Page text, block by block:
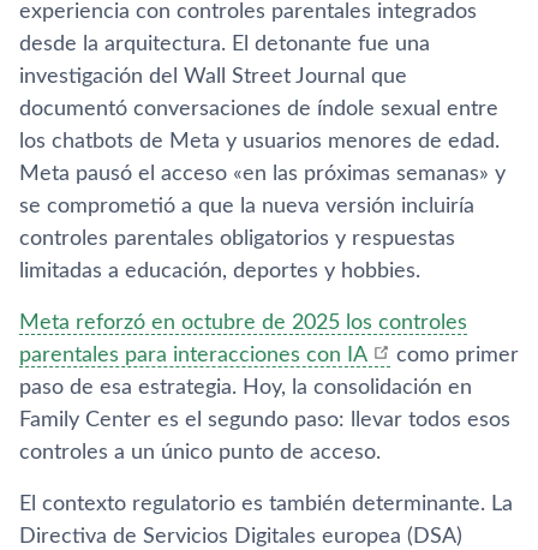
experiencia con controles parentales integrados
desde la arquitectura. El detonante fue una
investigación del Wall Street Journal que
documentó conversaciones de índole sexual entre
los chatbots de Meta y usuarios menores de edad.
Meta pausó el acceso «en las próximas semanas» y
se comprometió a que la nueva versión incluiría
controles parentales obligatorios y respuestas
limitadas a educación, deportes y hobbies.
Meta reforzó en octubre de 2025 los controles
parentales para interacciones con IA
como primer
paso de esa estrategia. Hoy, la consolidación en
Family Center es el segundo paso: llevar todos esos
controles a un único punto de acceso.
El contexto regulatorio es también determinante. La
Directiva de Servicios Digitales europea (DSA)